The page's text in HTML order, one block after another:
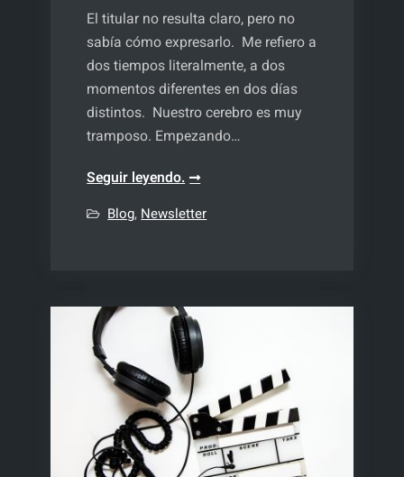
El titular no resulta claro, pero no
sabía cómo expresarlo. Me refiero a
dos tiempos literalmente, a dos
momentos diferentes en dos días
distintos. Nuestro cerebro es muy
tramposo. Empezando…
Seguir leyendo.Por
editar
dos
tiempos
Blog, Newsletter